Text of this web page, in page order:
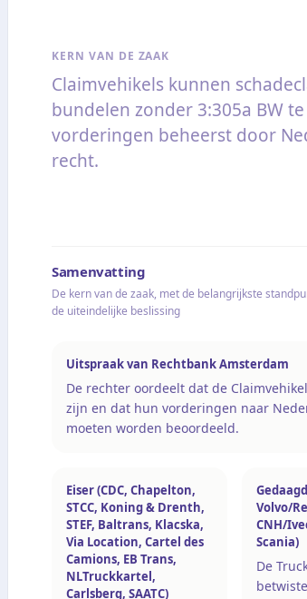
KERN VAN DE ZAAK
Claimvehikels kunnen
bundelen zonder 3:305a BW
vorderingen beheerst door
recht.
Samenvatting
De kern van de zaak, met de belangrijkste
de uiteindelijke beslissing
Uitspraak van Rechtbank Amsterdam
De rechter oordeelt dat de
zijn en dat hun vorderingen naar
moeten worden beoordeeld.
Eiser (CDC, Chapelton,
STCC, Koning & Drenth,
STEF, Baltrans, Klacska,
Via Location, Cartel des
Camions, EB Trans,
NLTruckkartel,
Carlsberg, SAATC)
Volvo/
CNH/
Scania)
De